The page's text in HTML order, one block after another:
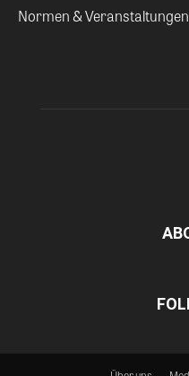
Normen & Veranstaltungen